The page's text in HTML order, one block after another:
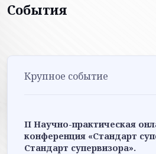
События
Крупное событие
II Научно-практическая
конференция «Стандарт
Стандарт супервизора».